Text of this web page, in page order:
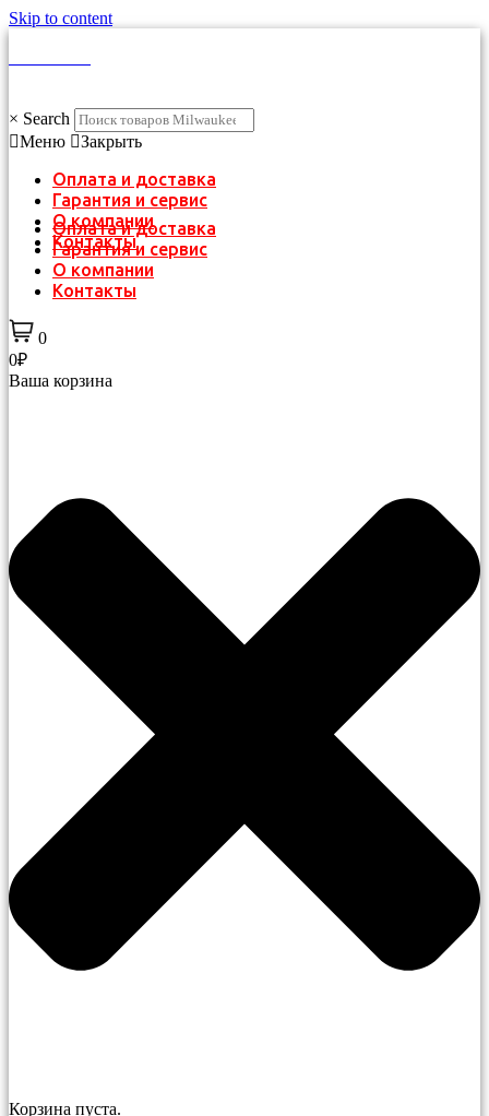
Skip to content
× Search
Меню
Закрыть
Оплата и доставка
Гарантия и сервис
О компании
Контакты
Оплата и доставка
Гарантия и сервис
О компании
Контакты
0
0₽
Ваша корзина
Корзина пуста.